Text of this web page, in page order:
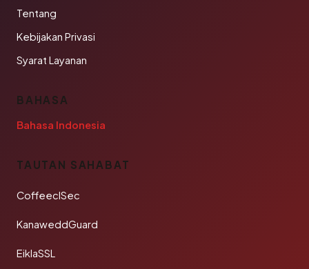
Tentang
Kebijakan Privasi
Syarat Layanan
BAHASA
Bahasa Indonesia
TAUTAN SAHABAT
CoffeeclSec
KanaweddGuard
EiklaSSL